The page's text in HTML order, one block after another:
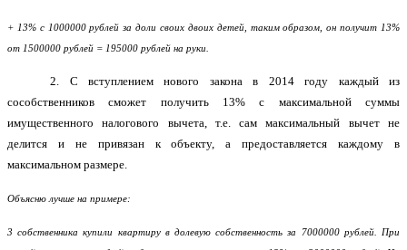
+ 13% с 1000000 рублей за доли своих двоих детей, таким образом, он получит 13%
от 1500000 рублей = 195000 рублей на руки.
2. С вступлением нового закона в 2014 году каждый из
сособственников сможет получить 13% с максимальной суммы
имущественного налогового вычета, т.е. сам максимальный вычет не
делится и не привязан к объекту, а предоставляется каждому в
максимальном размере.
Объясню лучше на примере:
3 собственника купили квартиру в долевую собственность за 7000000 рублей. При